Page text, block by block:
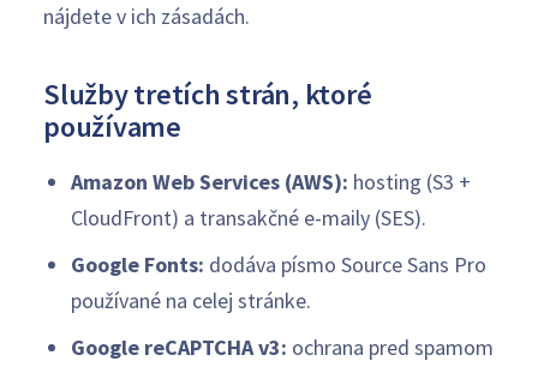
nájdete v ich zásadách.
Služby tretích strán, ktoré
používame
Amazon Web Services (AWS): hosting (S3 +
CloudFront) a transakčné e-maily (SES).
Google Fonts: dodáva písmo Source Sans Pro
používané na celej stránke.
Google reCAPTCHA v3: ochrana pred spamom